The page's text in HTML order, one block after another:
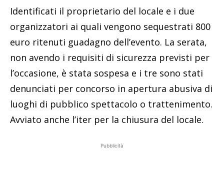
Identificati il proprietario del locale e i due
organizzatori ai quali vengono sequestrati 800
euro ritenuti guadagno dell’evento. La serata,
non avendo i requisiti di sicurezza previsti per
l’occasione, è stata sospesa e i tre sono stati
denunciati per concorso in apertura abusiva di
luoghi di pubblico spettacolo o trattenimento.
Avviato anche l’iter per la chiusura del locale.
Pubblicità